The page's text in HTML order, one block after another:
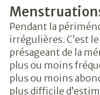
Pendant la
irrégulières. C’est
présageant de la
plus ou moins
plus ou moins
plus difficile